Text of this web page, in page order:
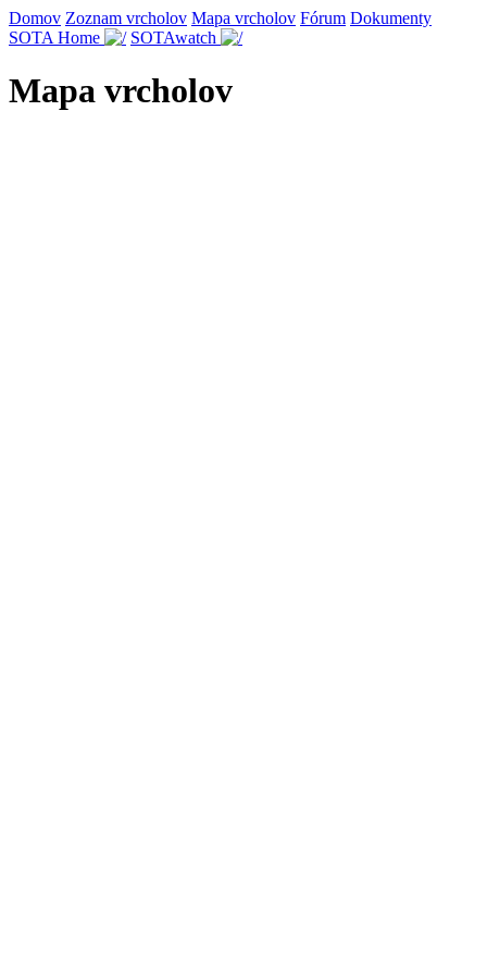
Domov Zoznam vrcholov Mapa vrcholov Fórum Dokumenty
SOTA Home
SOTAwatch
Mapa vrcholov